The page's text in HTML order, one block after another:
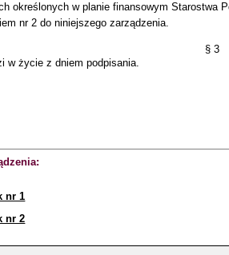
określonych w planie finansowym Starostwa
nr 2 do niniejszego zarządzenia.
§ 3
w życie z dniem podpisania.
nr 1
nr 2